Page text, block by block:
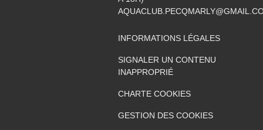
INFORMATIONS LÉGALES
SIGNALER UN CONTENU
INAPPROPRIÉ
CHARTE COOKIES
GESTION DES COOKIES